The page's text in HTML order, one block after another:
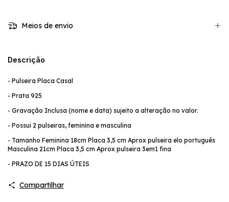
Meios de envio
Descrição
- Pulseira Placa Casal
- Prata 925
- Gravação Inclusa (nome e data) sujeito a alteração no valor.
- Possui 2 pulseiras, feminina e masculina
- Tamanho Feminina 18cm Placa 3,5 cm Aprox pulseira elo português
Masculina 21cm Placa 3,5 cm Aprox pulseira 3em1 fina
- PRAZO DE 15 DIAS ÚTEIS
Compartilhar